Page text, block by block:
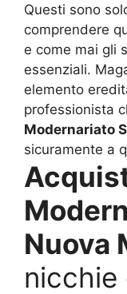
Questi sono
comprendere
e come mai gli
essenziali.
elemento
professionista
Modernariato
sicuramente a
Nuova
nicchie